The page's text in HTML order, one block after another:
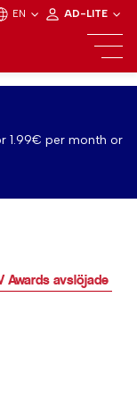
EN AD-LITE
1.99€ per month or
Awards avslöjade